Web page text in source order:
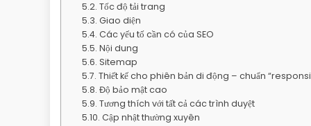
Tốc độ tải trang
Giao diện
Các yếu tố cần có của SEO
Nội dung
Sitemap
Thiết kế cho phiên bản di động – chuẩn
Độ bảo mật cao
Tương thích với tất cả các trình duyệt
Cập nhật thường xuyên